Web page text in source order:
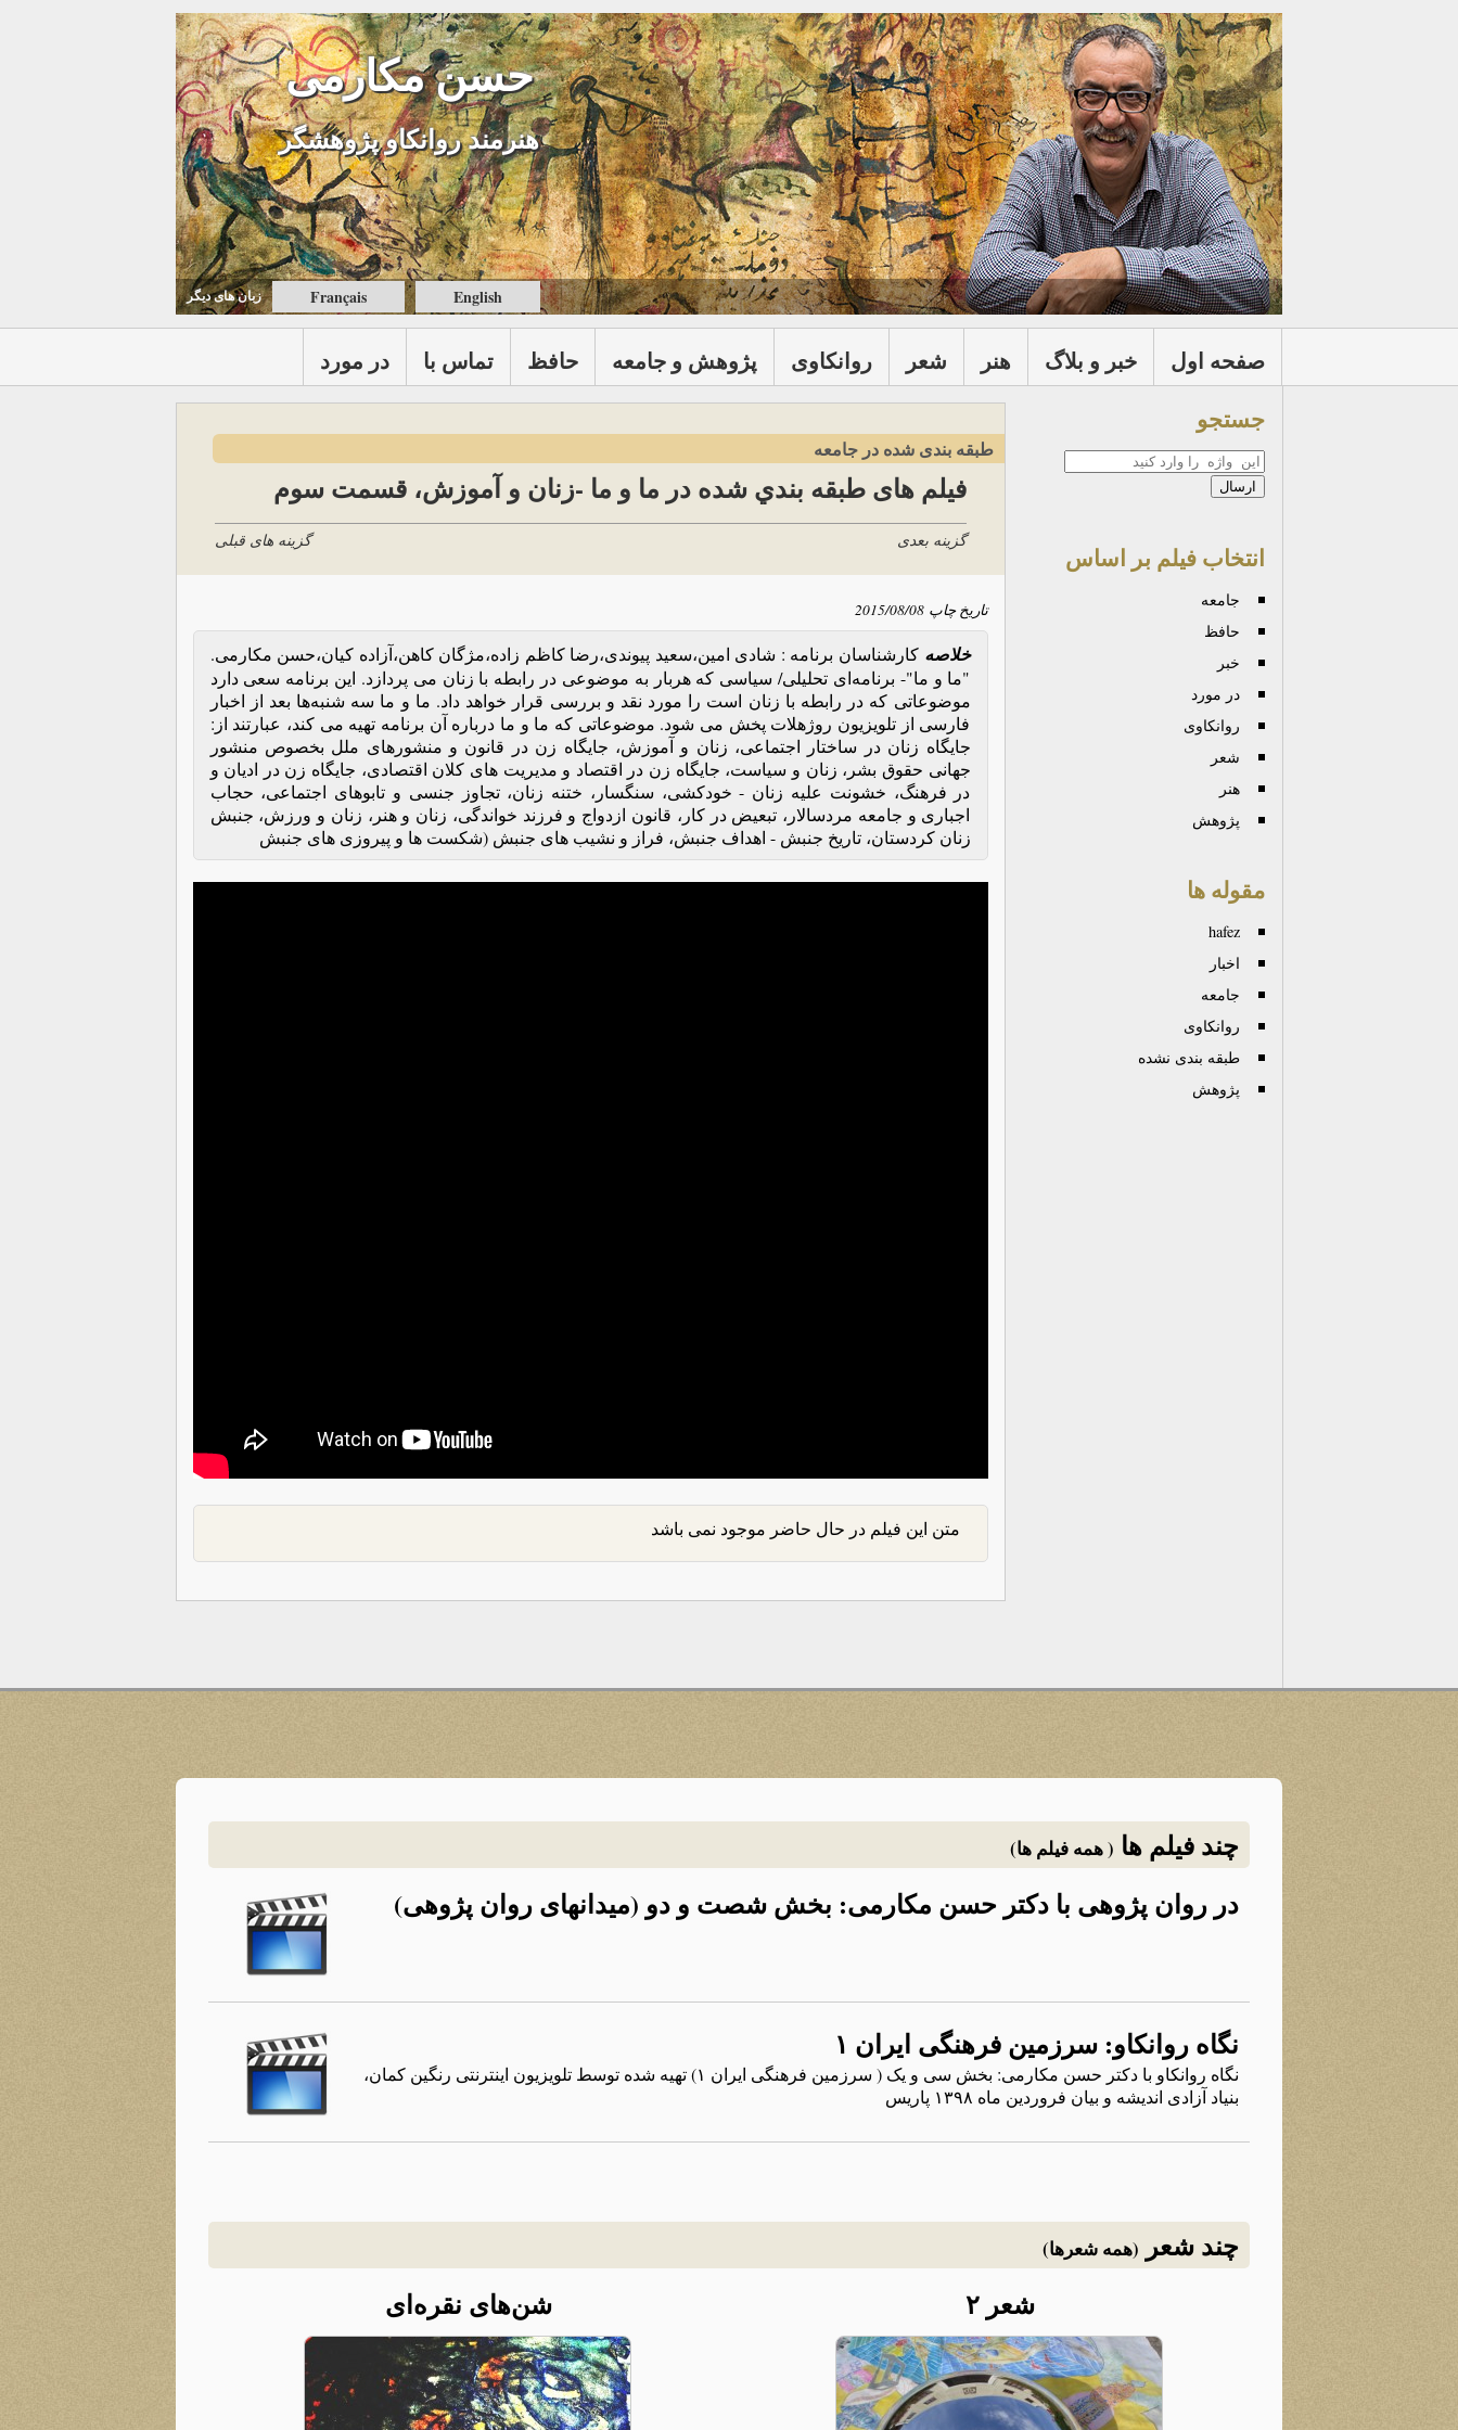
حسن مکارمی
هنرمند روانکاو پژوهشگر
زبان های ديگر Français English
در مورد تماس با حافظ پژوهش و جامعه روانكاوی شعر هنر خبر و بلاگ صفحه اول
طبقه بندی شده در جامعه
فیلم های طبقه بندي شده در ما و ما -زنان و آموزش، قسمت سوم
گزینه های قبلی گزینه بعدی
تاریخ چاپ2015/08/08
خلاصهکارشناسان برنامه‌ : شادی امین،سعید پیوندی،رضا کاظم زاده‌،مژگان کاهن،آزاده‌ کیان،حسن مکارمی.
"ما و ما"- برنامه‌ای تحلیلی/ سیاسی که‌ هربار به‌ موضوعی در رابطه‌ با زنان می پردازد. این برنامه‌ سعی دارد
موضوعاتی که‌ در رابطه‌ با زنان است را مورد نقد و بررسی قرار خواهد داد. ما و ما سه‌ شنبه‌ها بعد از اخبار
فارسی از تلویزیون روژهلات پخش می شود. موضوعاتی که‌ ما و ما درباره‌ آن برنامه‌ تهیه‌ می کند، عبارتند از:
جایگاه‌ زنان در ساختار اجتماعی، زنان و آموزش، جایگاه‌ زن در قانون و منشورهای ملل بخصوص منشور
جهانی حقوق بشر، زنان و سیاست، جایگاه‌ زن در اقتصاد و مدیریت های کلان اقتصادی، جایگاه‌ زن در ادیان و
در فرهنگ، خشونت علیه‌ زنان - خودکشی، سنگسار، ختنه‌ زنان، تجاوز جنسی و تابوهای اجتماعی، حجاب
اجباری و جامعه‌ مردسالار، تبعیض در کار، قانون ازدواج و فرزند خواندگی، زنان و هنر، زنان و ورزش، جنبش
زنان کردستان، تاریخ جنبش - اهداف جنبش، فراز و نشیب های جنبش (شکست ها و پیروزی های جنبش
متن این فیلم در حال حاضر موجود نمی باشد
جستجو
جستجو
انتخاب فیلم بر اساس
جامعه
حافظ
خبر
در مورد
روانكاوی
شعر
هنر
پژوهش
مقوله ها
hafez
اخبار
جامعه
روانكاوی
طبقه بندی نشده
پژوهش
چند فیلم ها ( همه فیلم ها)
در روان پژوهی با دکتر حسن مکارمی: بخش شصت و دو (میدانهای روان پژوهی)
نگاه روانکاو: سرزمین فرهنگی ایران ۱
نگاه روانکاو با دکتر حسن مکارمی: بخش سی و یک ( سرزمین فرهنگی ایران ۱) تهیه شده توسط تلویزیون اینترنتی رنگین کمان،
بنیاد آزادی اندیشه و بیان فروردین ماه ۱۳۹۸ پاریس
چند شعر (همه شعرها)
شن‌های نقره‌ای شعر ۲